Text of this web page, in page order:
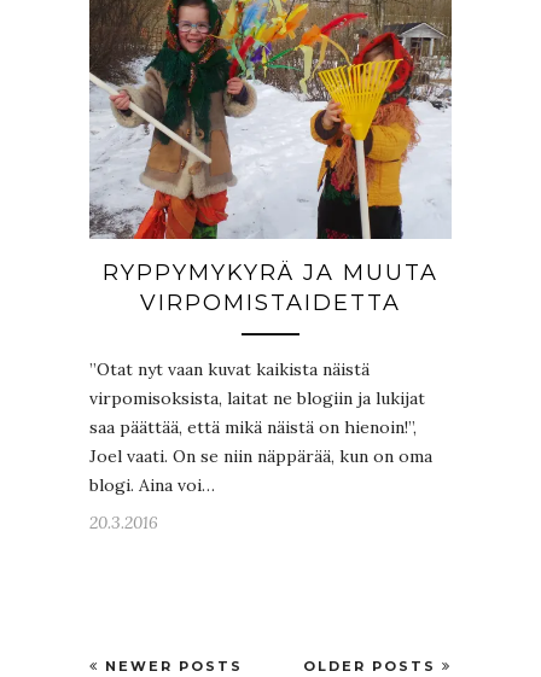
RYPPYMYKYRÄ JA MUUTA
VIRPOMISTAIDETTA
”Otat nyt vaan kuvat kaikista näistä
virpomisoksista, laitat ne blogiin ja lukijat
saa päättää, että mikä näistä on hienoin!”,
Joel vaati. On se niin näppärää, kun on oma
blogi. Aina voi…
20.3.2016
OLDER POSTS
NEWER POSTS